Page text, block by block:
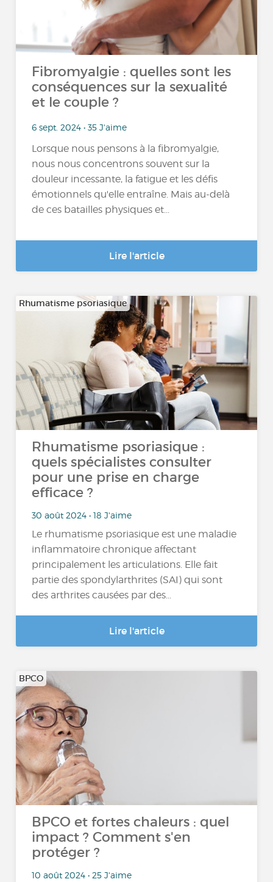
Fibromyalgie : quelles sont les
conséquences sur la sexualité
et le couple ?
6 sept. 2024 • 35 J'aime
Lorsque nous pensons à la fibromyalgie,
nous nous concentrons souvent sur la
douleur incessante, la fatigue et les défis
émotionnels qu'elle entraîne. Mais au-delà
de ces batailles physiques et...
Lire l'article
Rhumatisme psoriasique
Rhumatisme psoriasique :
quels spécialistes consulter
pour une prise en charge
efficace ?
30 août 2024 • 18 J'aime
Le rhumatisme psoriasique est une maladie
inflammatoire chronique affectant
principalement les articulations. Elle fait
partie des spondylarthrites (SAI) qui sont
des arthrites causées par des...
Lire l'article
BPCO
BPCO et fortes chaleurs : quel
impact ? Comment s'en
protéger ?
10 août 2024 • 25 J'aime